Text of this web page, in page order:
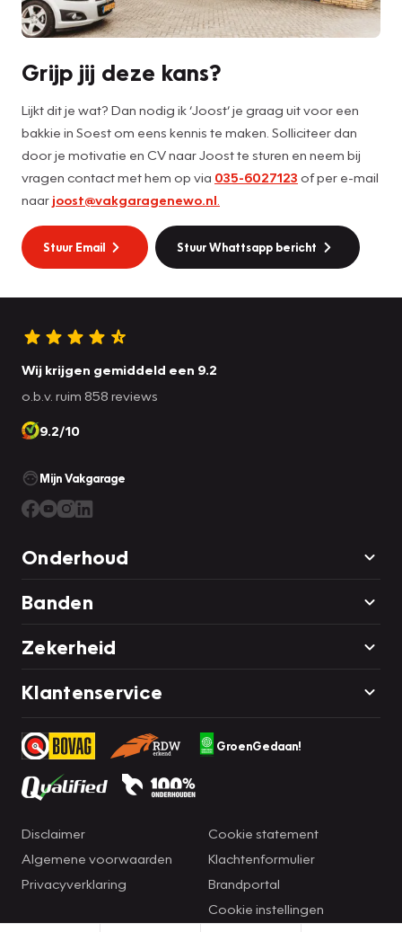
Grijp jij deze kans?
Lijkt dit je wat? Dan nodig ik ‘Joost’ je graag uit voor een
bakkie in Soest om eens kennis te maken. Solliciteer dan
door je motivatie en CV naar Joost te sturen en neem bij
vragen contact met hem op via 035-6027123 of per e-mail
naar joost@vakgaragenewo.nl
Stuur Email Stuur Whattsapp bericht
Wij krijgen gemiddeld een 9.2
o.b.v. ruim 858 reviews
9.2/10
Mijn Vakgarage
Onderhoud
Banden
Zekerheid
Klantenservice
GroenGedaan!
Disclaimer
Algemene voorwaarden
Privacyverklaring
Cookie statement
Klachtenformulier
Brandportal
Cookie instellingen